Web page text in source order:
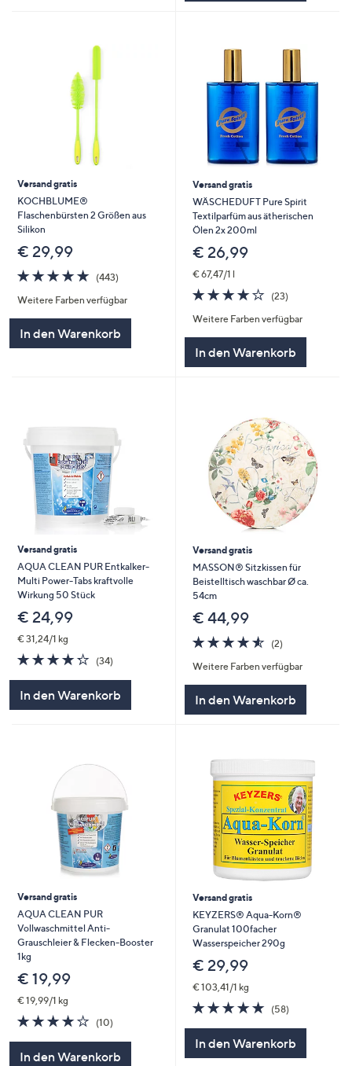
Versand gratis
KOCHBLUME®
Flaschenbürsten 2 Größen aus
Silikon
€ 29,99
4.8
von
5
(443)443
Weitere Farben verfügbar
In den Warenkorb
Versand gratis
WÄSCHEDUFT Pure Spirit
Textilparfüm aus ätherischen
Ölen 2x 200ml
€ 26,99
€ 67,47/1 l
3.6
von
5
(23)23
Weitere Farben verfügbar
In den Warenkorb
Versand gratis
AQUA CLEAN PUR Entkalker-
Multi Power-Tabs kraftvolle
Wirkung 50 Stück
€ 24,99
€ 31,24/1 kg
4.3
von
(34)34
In den Warenkorb
Versand gratis
MASSON® Sitzkissen für
Beistelltisch waschbar Ø ca.
54cm
€ 44,99
4.5
von
5
(2)2
Weitere Farben verfügbar
In den Warenkorb
Versand gratis
AQUA CLEAN PUR
Vollwaschmittel Anti-
Grauschleier & Flecken-Booster
1kg
€ 19,99
€ 19,99/1 kg
3.9
von
(10)10
In den Warenkorb
Versand gratis
KEYZERS® Aqua-Korn®
Granulat 100facher
Wasserspeicher 290g
€ 29,99
€ 103,41/1 kg
4.8
von
(58)58
In den Warenkorb